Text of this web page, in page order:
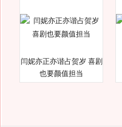
闫妮亦正亦谐占贺岁 喜剧
也要颜值担当